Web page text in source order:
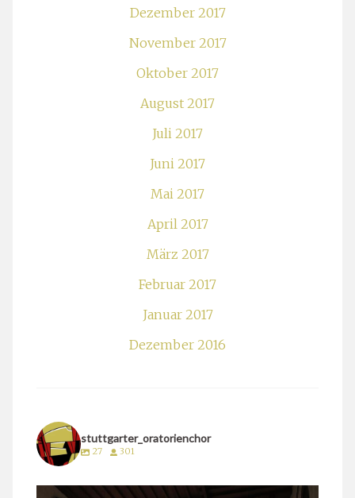
Dezember 2017
November 2017
Oktober 2017
August 2017
Juli 2017
Juni 2017
Mai 2017
April 2017
März 2017
Februar 2017
Januar 2017
Dezember 2016
stuttgarter_oratorienchor
27 301